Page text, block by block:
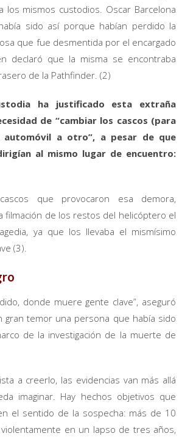
los mismos custodios. Oscar Barcelona
sido así porque habían perdido la
que fue desmentida por el encargado
declaró que la misma se encontraba
de la Pathfinder. (2)
ha justificado esta extraña
de “cambiar los cascos (para
a otro”, a pesar de que
al mismo lugar de encuentro:
que provocaron esa demora,
filmación de los restos del helicóptero el
ya que los llevaba el mismísimo
(3).
donde muere gente clave”, aseguró
gran temor una persona que había sido
de la investigación de la muerte de
a creerlo, las evidencias van más allá
imaginar. Hay hechos objetivos que
el sentido de la sospecha: más de 10
en un lapso de tres años,